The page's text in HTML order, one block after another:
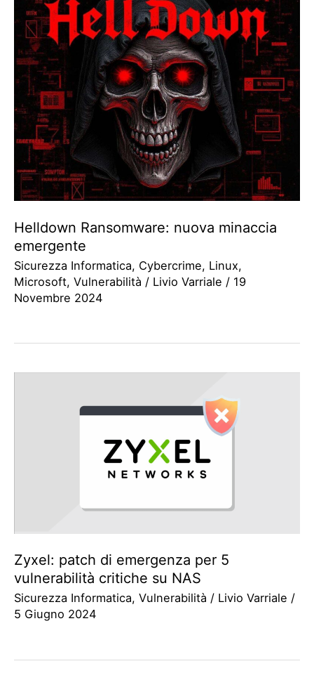
Helldown Ransomware: nuova minaccia
emergente
Sicurezza Informatica, Cybercrime, Linux,
Microsoft, Vulnerabilità / Livio Varriale / 19
Novembre 2024
Zyxel: patch di emergenza per 5
vulnerabilità critiche su NAS
Sicurezza Informatica, Vulnerabilità / Livio Varriale /
5 Giugno 2024